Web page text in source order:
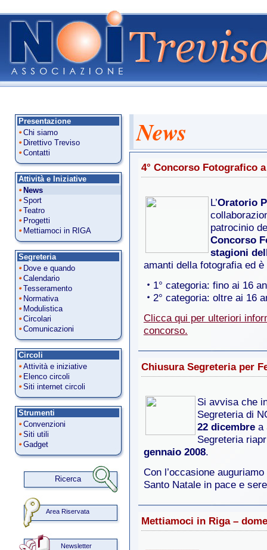
Presentazione
Chi siamo
Direttivo Treviso
Contatti
Attività e Iniziative
News
Sport
Teatro
Progetti
Mettiamoci in RIGA
Segreteria
Dove e quando
Calendario
Tesseramento
Normativa
Modulistica
Circolari
Comunicazioni
Circoli
Attività e iniziative
Elenco circoli
Siti internet circoli
Strumenti
Convenzioni
Siti utili
Gadget
Ricerca
Area Riservata
Newsletter
News
4° Concorso Fotografico
L’Oratorio
patrocinio
Concorso
stagioni
amanti della fotografia ed
1° categoria: fino ai 16
2° categoria: oltre ai 16
Clicca qui per ulteriori
concorso.
Chiusura Segreteria per
Si avvisa che
Segreteria di
22 dicembrea
Segreteria
gennaio 2008.
Con l’occasione
Santo Natale in pace e
Mettiamoci in Riga –